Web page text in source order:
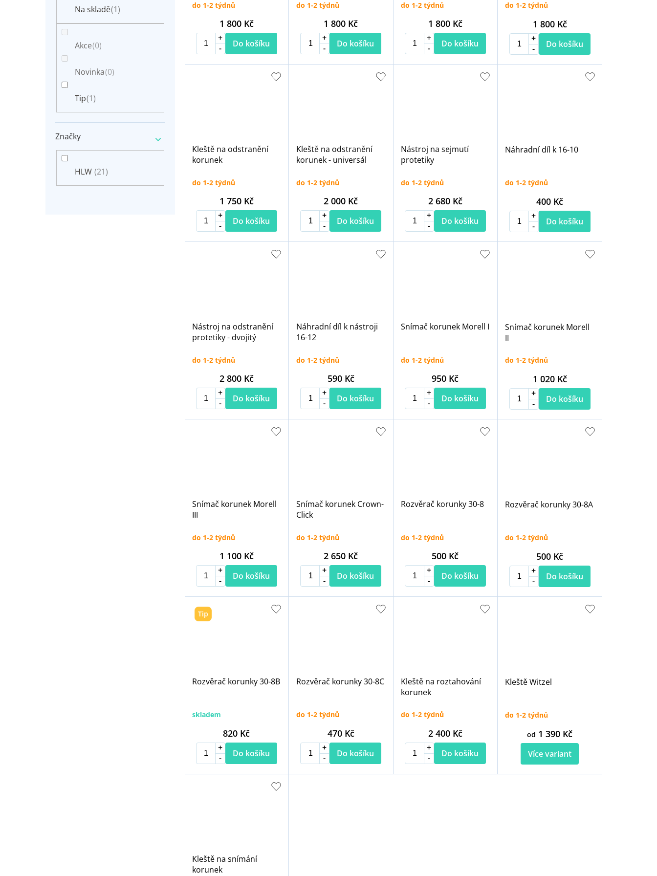
Na skladě(1)
Akce(0)
Novinka(0)
Tip(1)
Značky
HLW (21)
do 1-2 týdnů
1 800 Kč
Do košíku
do 1-2 týdnů
1 800 Kč
Do košíku
do 1-2 týdnů
1 800 Kč
Do košíku
do 1-2 týdnů
1 800 Kč
Do košíku
Kleště na odstranění
korunek
do 1-2 týdnů
1 750 Kč
Do košíku
Kleště na odstranění
korunek - universál
do 1-2 týdnů
2 000 Kč
Do košíku
Nástroj na sejmutí
protetiky
do 1-2 týdnů
2 680 Kč
Do košíku
Náhradní díl k 16-10
do 1-2 týdnů
400 Kč
Do košíku
Nástroj na odstranění
protetiky - dvojitý
do 1-2 týdnů
2 800 Kč
Do košíku
Náhradní díl k nástroji
16-12
do 1-2 týdnů
590 Kč
Do košíku
Snímač korunek Morell I
do 1-2 týdnů
950 Kč
Do košíku
Snímač korunek Morell
II
do 1-2 týdnů
1 020 Kč
Do košíku
Snímač korunek Morell
III
do 1-2 týdnů
1 100 Kč
Do košíku
Snímač korunek Crown-
Click
do 1-2 týdnů
2 650 Kč
Do košíku
Rozvěrač korunky 30-8
do 1-2 týdnů
500 Kč
Do košíku
Rozvěrač korunky 30-8A
do 1-2 týdnů
500 Kč
Do košíku
Tip
Rozvěrač korunky 30-8B
skladem
820 Kč
Do košíku
Rozvěrač korunky 30-8C
do 1-2 týdnů
470 Kč
Do košíku
Kleště na roztahování
korunek
do 1-2 týdnů
2 400 Kč
Do košíku
Kleště Witzel
do 1-2 týdnů
od 1 390 Kč
Více variant
Kleště na snímání
korunek